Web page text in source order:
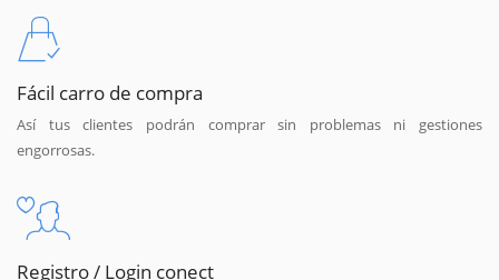
Fácil carro de compra
Así tus clientes podrán comprar sin problemas ni gestiones
engorrosas.
Registro / Login conect